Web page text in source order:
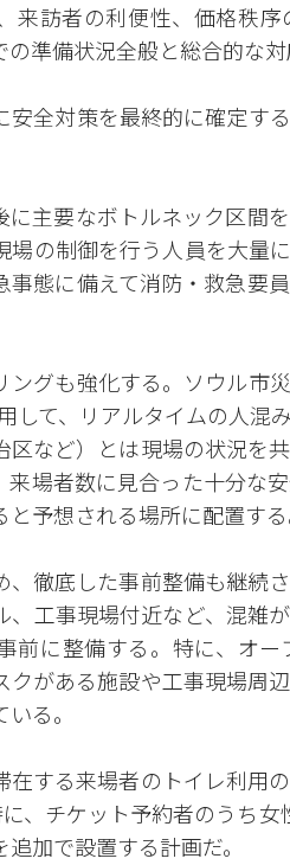
来訪者の利便性、価格秩
準備状況全般と総合的な対
安全対策を最終的に確定す
に主要なボトルネック区間
場の制御を行う人員を大量
事態に備えて消防・救急要
ングも強化する。ソウル市
して、リアルタイムの人
区など）とは現場の状況を
来場者数に見合った十分な
予想される場所に配置する
徹底した事前整備も継続
、工事現場付近など、混雑
前に整備する。特に、オ
クがある施設や工事現場周
る。
在する来場者のトイレ利用
、チケット予約者のうち
加で設置する計画だ。